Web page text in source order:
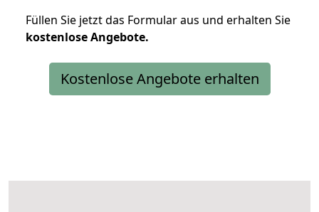
Füllen Sie jetzt das Formular aus und erhalten Sie
kostenloseAngebote.
Kostenlose Angebote erhalten